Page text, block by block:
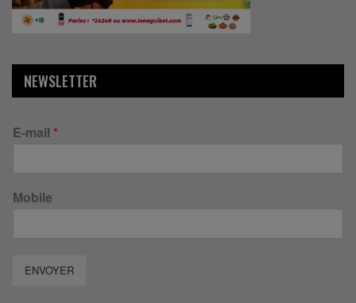
NEWSLETTER
E-mail *
Mobile
ENVOYER